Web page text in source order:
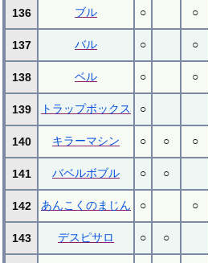
136 ブル ○ ○
137 バル ○ ○
138 ベル ○ ○
139 トラップボックス ○
140 キラーマシン ○ ○ ○
141 バベルボブル ○ ○
142 あんこくのまじん ○ ○
143 デスピサロ ○ ○